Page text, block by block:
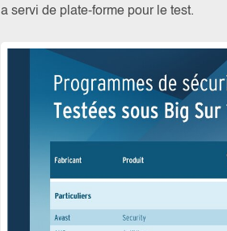
a servi de plate-forme pour le test.